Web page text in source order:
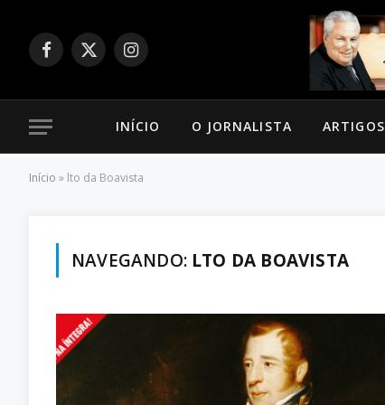
Facebook
X
Instagram
INÍCIO O JORNALISTA ARTIGOS
Início » lto da Boavista
NAVEGANDO: LTO DA BOAVISTA